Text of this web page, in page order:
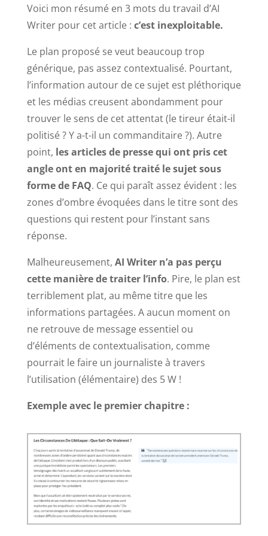
Voici mon résumé en 3 mots du travail d’AI
Writer pour cet article : c’est inexploitable.
Le plan proposé se veut beaucoup trop
générique, pas assez contextualisé. Pourtant,
l’information autour de ce sujet est pléthorique
et les médias creusent abondamment pour
trouver le sens de cet attentat (le tireur était-il
politisé ? Y a-t-il un commanditaire ?). Autre
point, les articles de presse qui ont pris cet
angle ont en majorité traité le sujet sous
forme de FAQ. Ce qui paraît assez évident : les
zones d’ombre évoquées dans le titre sont des
questions qui restent pour l’instant sans
réponse.
Malheureusement, AI Writer n’a pas perçu
cette manière de traiter l’info. Pire, le plan est
terriblement plat, au même titre que les
informations partagées. A aucun moment on
ne retrouve de message essentiel ou
d’éléments de contextualisation, comme
pourrait le faire un journaliste à travers
l’utilisation (élémentaire) des 5 W !
Exemple avec le premier chapitre :